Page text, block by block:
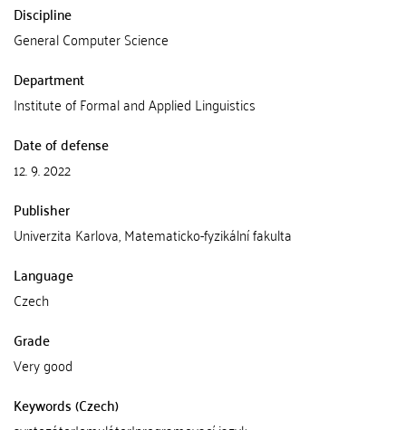
Discipline
General Computer Science
Department
Institute of Formal and Applied Linguistics
Date of defense
12. 9. 2022
Publisher
Univerzita Karlova, Matematicko-fyzikální fakulta
Language
Czech
Grade
Very good
Keywords (Czech)